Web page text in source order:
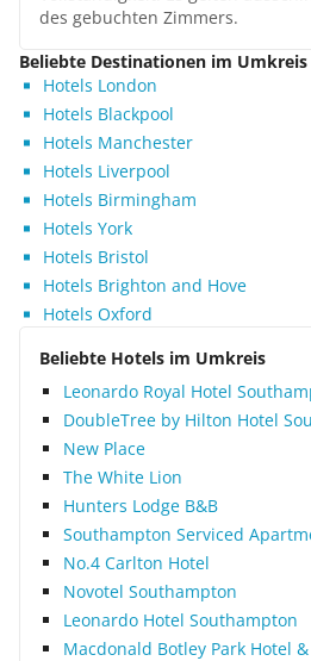
des gebuchten Zimmers.
Beliebte Destinationen im Umkreis
Hotels London
Hotels Blackpool
Hotels Manchester
Hotels Liverpool
Hotels Birmingham
Hotels York
Hotels Bristol
Hotels Brighton and Hove
Hotels Oxford
Beliebte Hotels im Umkreis
Leonardo Royal Hotel
DoubleTree by Hilton Hotel
New Place
The White Lion
Hunters Lodge B&B
Southampton Serviced
No.4 Carlton Hotel
Novotel Southampton
Leonardo Hotel Southampton
Macdonald Botley Park Hotel &